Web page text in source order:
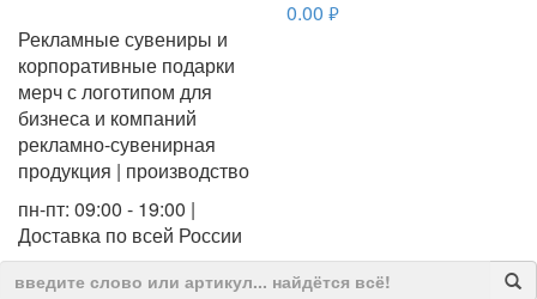
Рекламные сувениры и
корпоративные подарки
мерч с логотипом для
бизнеса и компаний
рекламно-сувенирная
продукция | производство
пн-пт: 09:00 - 19:00 |
Доставка по всей России
0.00 руб.